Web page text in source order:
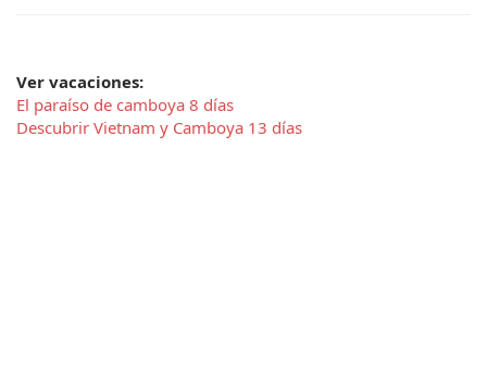
Ver vacaciones:
El paraíso de camboya 8 días
Descubrir Vietnam y Camboya 13 días